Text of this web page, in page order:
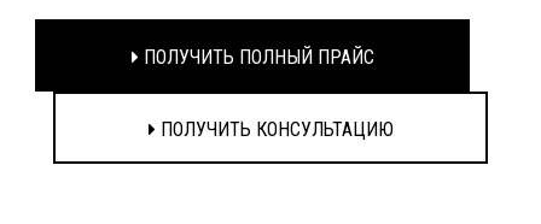
ПОЛУЧИТЬ ПОЛНЫЙ ПРАЙС
ПОЛУЧИТЬ КОНСУЛЬТАЦИЮ